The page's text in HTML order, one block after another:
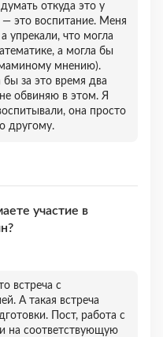
откуда это у
это воспитание. Меня
упрекали, что могла
а могла бы
мнению).
бы за это время два
обвиняю в этом. Я
она просто
другому.
участие в
встреча с
А такая встреча
Пост, работа с
на соответствующую